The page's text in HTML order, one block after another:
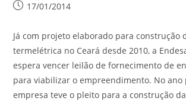
17/01/2014
Já com projeto elaborado para construção
termelétrica no Ceará desde 2010, a
espera vencer leilão de fornecimento de
para viabilizar o empreendimento. No ano
empresa teve o pleito para a construção